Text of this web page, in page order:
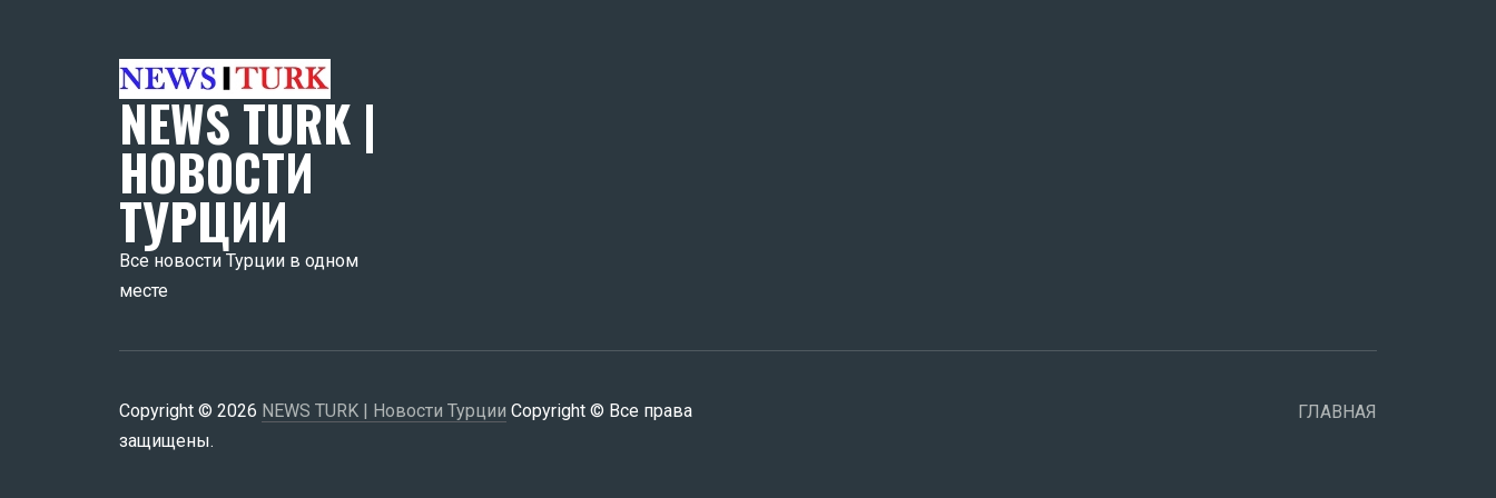
NEWS TURK |
НОВОСТИ
ТУРЦИИ
Все новости Турции в одном
месте
Copyright © 2026 NEWS TURK | Новости Турции Copyright © Все права
защищены.
ГЛАВНАЯ